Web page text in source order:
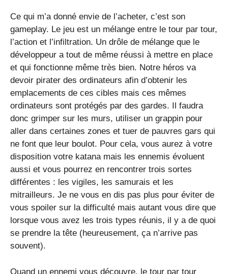
Ce qui m’a donné envie de l’acheter, c’est son
gameplay. Le jeu est un mélange entre le tour par tour,
l’action et l’infiltration. Un drôle de mélange que le
développeur a tout de même réussi à mettre en place
et qui fonctionne même très bien. Notre héros va
devoir pirater des ordinateurs afin d’obtenir les
emplacements de ces cibles mais ces mêmes
ordinateurs sont protégés par des gardes. Il faudra
donc grimper sur les murs, utiliser un grappin pour
aller dans certaines zones et tuer de pauvres gars qui
ne font que leur boulot. Pour cela, vous aurez à votre
disposition votre katana mais les ennemis évoluent
aussi et vous pourrez en rencontrer trois sortes
différentes : les vigiles, les samurais et les
mitrailleurs. Je ne vous en dis pas plus pour éviter de
vous spoiler sur la difficulté mais autant vous dire que
lorsque vous avez les trois types réunis, il y a de quoi
se prendre la tête (heureusement, ça n’arrive pas
souvent).
Quand un ennemi vous découvre, le tour par tour